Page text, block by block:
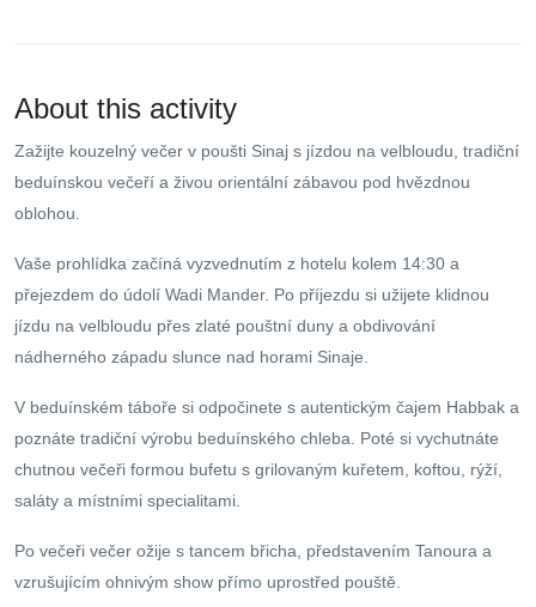
About this activity
Zažijte kouzelný večer v poušti Sinaj s jízdou na velbloudu, tradiční
beduínskou večeří a živou orientální zábavou pod hvězdnou
oblohou.
Vaše prohlídka začíná vyzvednutím z hotelu kolem 14:30 a
přejezdem do údolí Wadi Mander. Po příjezdu si užijete klidnou
jízdu na velbloudu přes zlaté pouštní duny a obdivování
nádherného západu slunce nad horami Sinaje.
V beduínském táboře si odpočinete s autentickým čajem Habbak a
poznáte tradiční výrobu beduínského chleba. Poté si vychutnáte
chutnou večeři formou bufetu s grilovaným kuřetem, koftou, rýží,
saláty a místními specialitami.
Po večeři večer ožije s tancem břicha, představením Tanoura a
vzrušujícím ohnivým show přímo uprostřed pouště.